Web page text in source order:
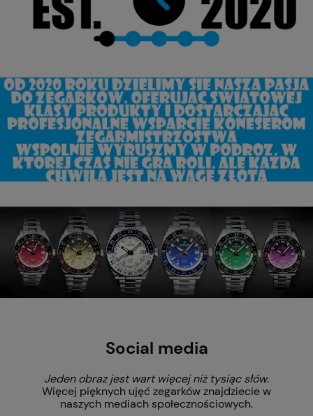
Social media
Jeden obraz jest wart więcej niż tysiąc słów.
Więcej pięknych ujęć zegarków znajdziecie w
naszych mediach społecznościowych.